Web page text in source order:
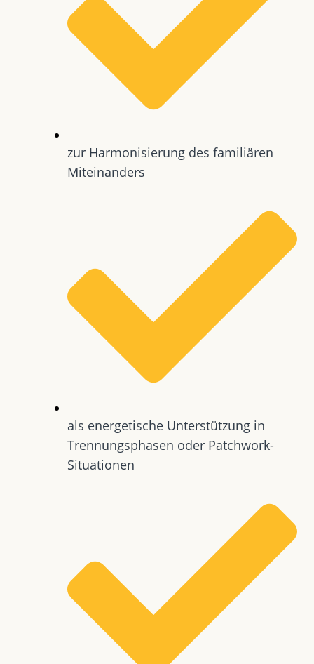
zur Harmonisierung des familiären
Miteinanders
als energetische Unterstützung in
Trennungsphasen oder Patchwork-
Situationen